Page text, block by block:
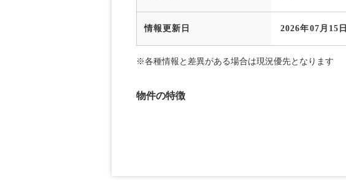
情報更新日 2026年07月15日
※各種情報と差異がある場合は現況優先となります
物件の特徴